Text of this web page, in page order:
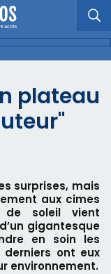
plateau
surprises, mais
aux cimes
de soleil vient
gigantesque
en soin les
ont eux
environnement.